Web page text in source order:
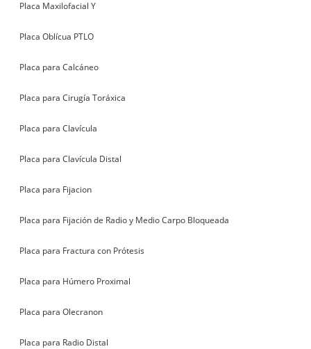
Placa Maxilofacial Y
Placa Oblícua PTLO
Placa para Calcáneo
Placa para Cirugía Toráxica
Placa para Clavícula
Placa para Clavícula Distal
Placa para Fijacion
Placa para Fijación de Radio y Medio Carpo Bloqueada
Placa para Fractura con Prótesis
Placa para Húmero Proximal
Placa para Olecranon
Placa para Radio Distal